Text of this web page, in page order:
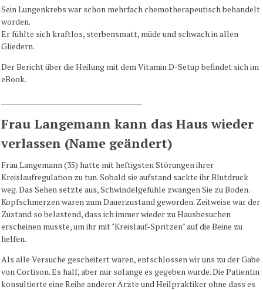
Sein Lungenkrebs war schon mehrfach chemotherapeutisch behandelt
worden.
Er fühlte sich kraftlos, sterbensmatt, müde und schwach in allen
Gliedern.
Der Bericht über die Heilung mit dem Vitamin D-Setup befindet sich im
eBook.
Frau Langemann kann das Haus wieder
verlassen (Name geändert)
Frau Langemann (35) hatte mit heftigsten Störungen ihrer
Kreislaufregulation zu tun. Sobald sie aufstand sackte ihr Blutdruck
weg. Das Sehen setzte aus, Schwindelgefühle zwangen Sie zu Boden.
Kopfschmerzen waren zum Dauerzustand geworden. Zeitweise war der
Zustand so belastend, dass ich immer wieder zu Hausbesuchen
erscheinen musste, um ihr mit "Kreislauf-Spritzen" auf die Beine zu
helfen.
Als alle Versuche gescheitert waren, entschlossen wir uns zu der Gabe
von Cortison. Es half, aber nur solange es gegeben wurde. Die Patientin
konsultierte eine Reihe anderer Ärzte und Heilpraktiker ohne dass es